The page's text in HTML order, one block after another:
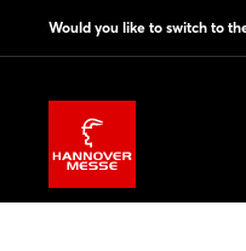
Would you like to switch to